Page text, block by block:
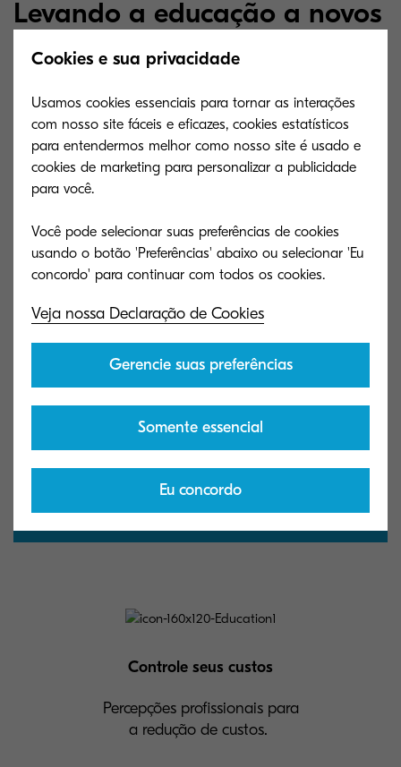
Levando a educação a novos
patamares
Faça o download grátis de nosso guia "Soluções
sob medida para escolas mais eficientes", no qual
compartilhamos:
uma colaboração produtiva.
As melhores práticas para gerenciar com
Como estabelecer e gerenciar cotas para
controlar orçamentos e custos.
desnecessário.
Controle seus custos
Percepções profissionais para
a redução de custos.
Cookies e sua privacidade
Usamos cookies essenciais para tornar as interações
com nosso site fáceis e eficazes, cookies estatísticos
para entendermos melhor como nosso site é usado e
cookies de marketing para personalizar a publicidade
para você.
Você pode selecionar suas preferências de cookies
usando o botão 'Preferências' abaixo ou selecionar 'Eu
Veja nossa Declaração de Cookies
Gerencie suas preferências
Somente essencial
Eu concordo